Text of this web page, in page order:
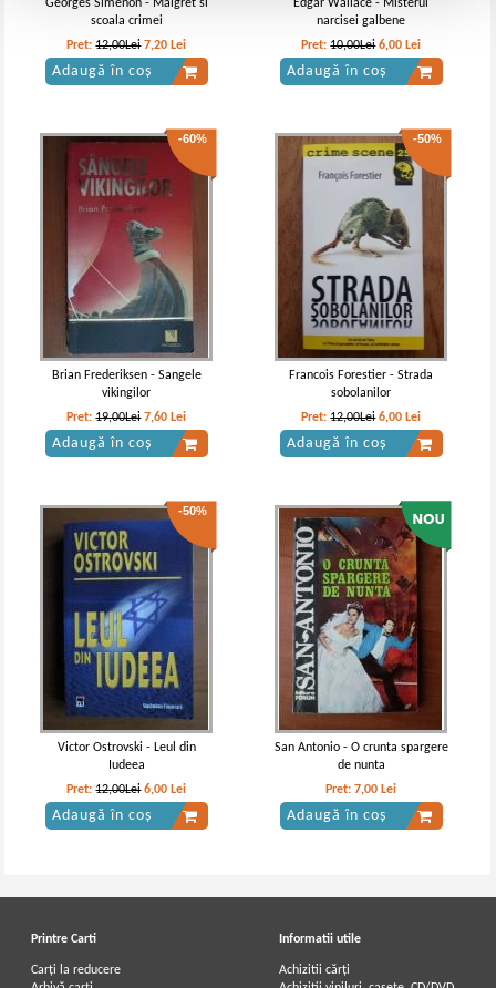
Georges Simenon - Maigret si
scoala crimei
Pret:12,00Lei 7,20 Lei
Adaugă în coș
Edgar Wallace - Misterul
narcisei galbene
Pret:10,00Lei 6,00 Lei
Adaugă în coș
-60%
Brian Frederiksen - Sangele
vikingilor
Pret:19,00Lei 7,60 Lei
Adaugă în coș
-50%
Francois Forestier - Strada
sobolanilor
Pret:12,00Lei 6,00 Lei
Adaugă în coș
-50%
Victor Ostrovski - Leul din
Iudeea
Pret:12,00Lei 6,00 Lei
Adaugă în coș
San Antonio - O crunta spargere
de nunta
Pret:7,00 Lei
Adaugă în coș
Printre Carti
Carți la reducere
Informatii utile
Achizitii cărți